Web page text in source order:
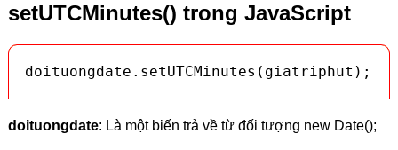
setUTCMinutes() trong JavaScript
doituongdate.setUTCMinutes(giatriphut);
doituongdate: Là một biến trả về từ đối tượng new Date();